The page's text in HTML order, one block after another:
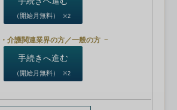
（開始月無料） ※2
介護関連業界の方／一般の方
手続きへ進む
（開始月無料） ※2